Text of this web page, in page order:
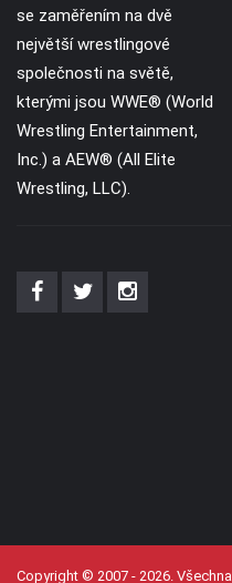
se zaměřením na dvě
největší wrestlingové
společnosti na světě,
kterými jsou WWE® (World
Wrestling Entertainment,
Inc.) a AEW® (All Elite
Wrestling, LLC).
Copyright © 2007 - 2026.